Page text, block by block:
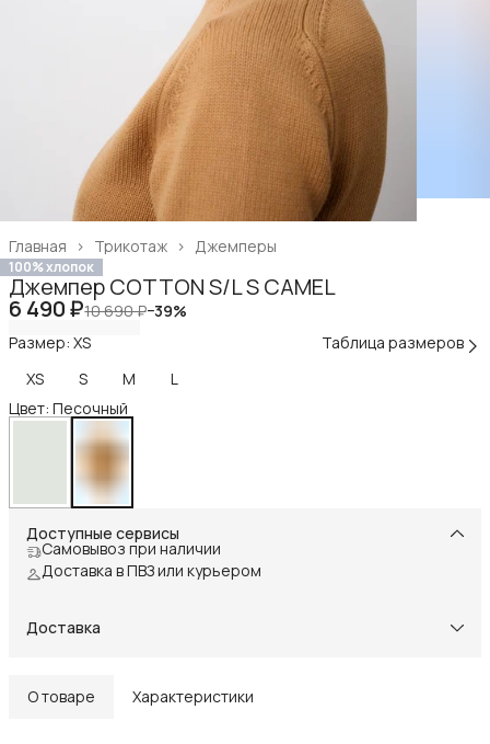
Джемперы
Трикотаж ›
Главная ›
100% хлопок
Джемпер COTTON S/L S CAMEL
6 490 ₽10 690 ₽−39%
Размер: XS
Таблица размеров
XS
S M
L
Цвет: Песочный
Доступные сервисы
Самовывоз при наличии
Доставка в ПВЗ или курьером
Доставка
О товаре Характеристики